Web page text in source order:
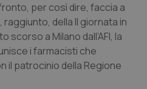
per così dire, faccia a
della II giornata in
a Milano dall’AFI, la
i farmacisti che
il patrocinio della Regione